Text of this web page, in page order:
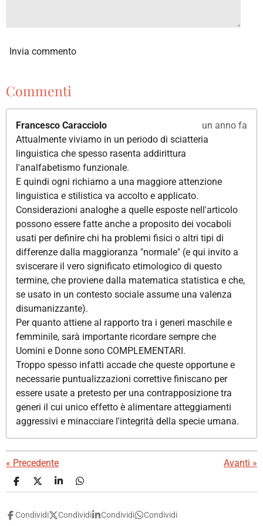
Invia commento
Commenti
Francesco Caracciolo
un anno fa
Attualmente viviamo in un periodo di sciatteria
linguistica che spesso rasenta addirittura
l'analfabetismo funzionale.
E quindi ogni richiamo a una maggiore attenzione
linguistica e stilistica va accolto e applicato.
Considerazioni analoghe a quelle esposte nell'articolo
possono essere fatte anche a proposito dei vocaboli
usati per definire chi ha problemi fisici o altri tipi di
differenze dalla maggioranza "normale" (e qui invito a
sviscerare il vero significato etimologico di questo
termine, che proviene dalla matematica statistica e che,
se usato in un contesto sociale assume una valenza
disumanizzante).
Per quanto attiene al rapporto tra i generi maschile e
femminile, sarà importante ricordare sempre che
Uomini e Donne sono COMPLEMENTARI.
Troppo spesso infatti accade che queste opportune e
necessarie puntualizzazioni correttive finiscano per
essere usate a pretesto per una contrapposizione tra
generi il cui unico effetto è alimentare atteggiamenti
aggressivi e minacciare l'integrità della specie umana.
« Precedente Avanti »
C
o
d
C
o
d
C
o
d
C
o
d
Condividi Condividi Condividi Condividi